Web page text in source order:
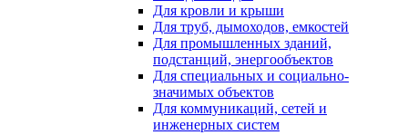
Для кровли и крыши
Для труб, дымоходов, емкостей
Для промышленных зданий,
подстанций, энергообъектов
Для специальных и социально-
значимых объектов
Для коммуникаций, сетей и
инженерных систем